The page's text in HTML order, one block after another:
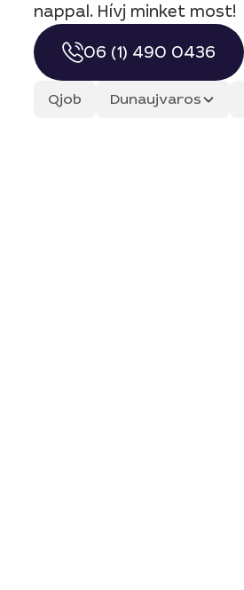
nappal. Hívj minket most!
06 (1) 490 0436
Qjob Dunaujvaros